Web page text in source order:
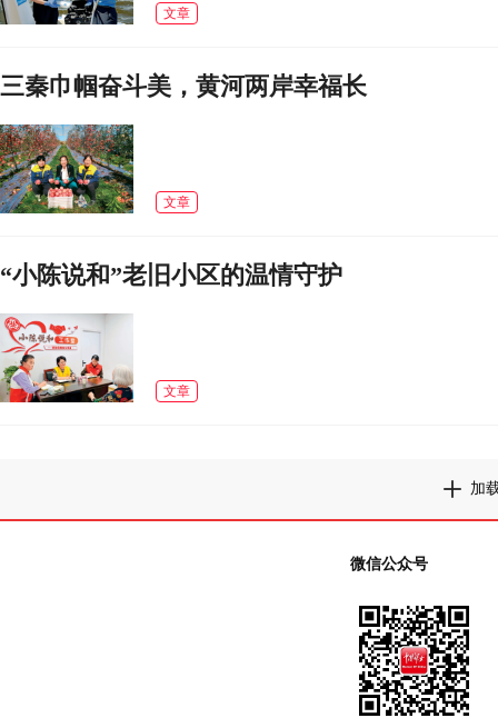
文章
三秦巾帼奋斗美，黄河两岸幸福长
文章
“小陈说和”老旧小区的温情守护
文章
加
微信公众号